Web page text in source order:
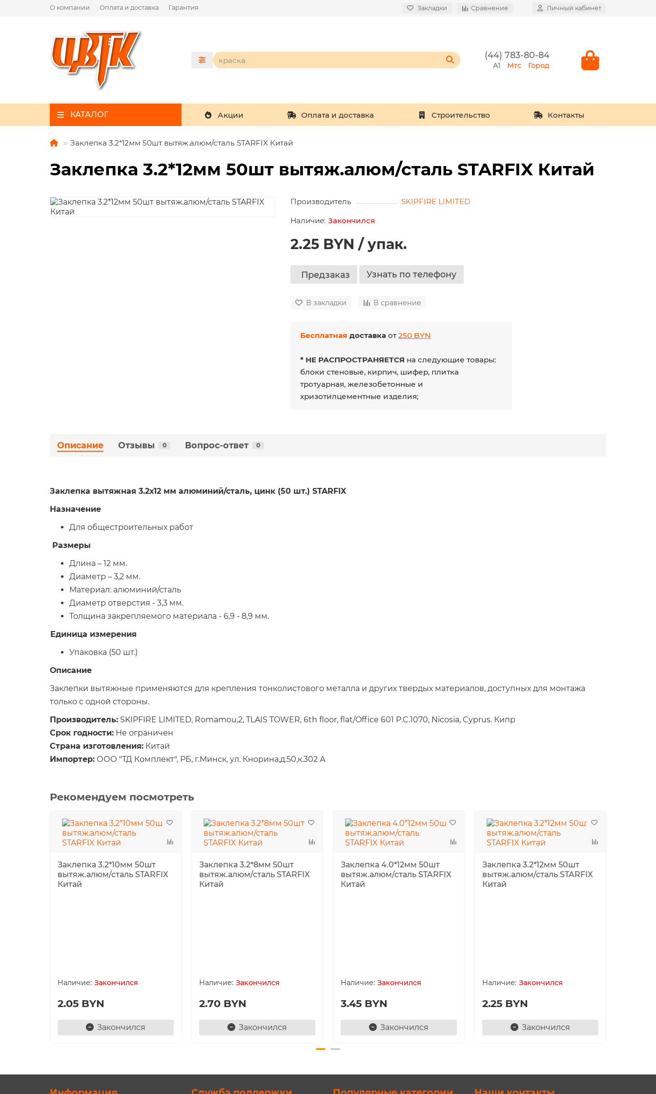
О компании Оплата и доставка Гарантия Закладки Сравнение Личный кабинет
(44) 783-80-84
A1 Мтс Город
КАТАЛОГ Акции Оплата и доставка Строительство Контакты
Заклепка 3.2*12мм 50шт вытяж.алюм/сталь STARFIX Китай
Заклепка 3.2*12мм 50шт вытяж.алюм/сталь STARFIX Китай
Производитель SKIPFIRE LIMITED
Закончился
2.25 BYN / упак.
Предзаказ Узнать по телефону
В закладки В сравнение
Бесплатная доставка от250 BYN
* НЕ РАСПРОСТРАНЯЕТСЯ на следующие товары:
блоки стеновые, кирпич, шифер, плитка
тротуарная, железобетонные и
хризотилцементные изделия;
Описание Отзывы 0 Вопрос-ответ 0
Заклепка вытяжная 3.2х12 мм алюминий/сталь, цинк (50 шт.) STARFIX
Назначение
Для общестроительных работ
Размеры
Длина – 12 мм.
Диаметр – 3,2 мм.
Материал: алюминий/сталь
Диаметр отверстия - 3,3 мм.
Толщина закрепляемого материала - 6,9 - 8,9 мм.
Единица измерения
Упаковка (50 шт.)
Описание
Заклепки вытяжные применяются для крепления тонколистового металла и других твердых материалов, доступных для монтажа
только с одной стороны.
Производитель: SKIPFIRE LIMITED, Romamou,2, TLAIS TOWER, 6th floor, flat/Office 601 P.C.1070, Nicosia, Cyprus. Кипр
Срок годности: Не ограничен
Страна изготовления: Китай
Импортер: ООО "ТД Комплект", РБ, г.Минск, ул. Кнорина,д.50,к.302 А
Рекомендуем посмотреть
Заклепка 3.2*10мм 50шт
вытяж.алюм/сталь STARFIX
Китай
Закончился
2.05 BYN
Закончился
Заклепка 3.2*8мм 50шт
вытяж.алюм/сталь STARFIX
Китай
Закончился
2.70 BYN
Закончился
Заклепка 4.0*12мм 50шт
вытяж.алюм/сталь STARFIX
Китай
Закончился
3.45 BYN
Закончился
Заклепка 3.2*12мм 50шт
вытяж.алюм/сталь STARFIX
Китай
Закончился
2.25 BYN
Закончился